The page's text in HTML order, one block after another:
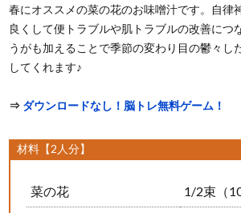
春にオススメの菜の花のお味噌汁です。自律
良くして便トラブルや肌トラブルの改善につ
うがも加えることで季節の変わり目の鬱々し
してくれます♪
⇒ ダウンロードなし！脳トレ無料ゲーム！
材料【2人分】
菜の花 1/2束（